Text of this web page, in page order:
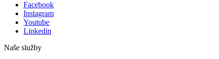
Facebook
Instagram
Youtube
Linkedin
Naše služby